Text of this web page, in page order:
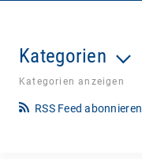
Kategorien
Kategorien anzeigen
RSS Feed abonnieren